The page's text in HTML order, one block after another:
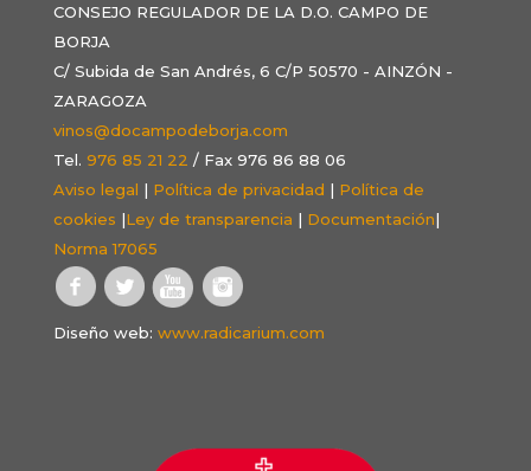
CONSEJO REGULADOR DE LA D.O. CAMPO DE
BORJA
C/ Subida de San Andrés, 6 C/P 50570 - AINZÓN -
ZARAGOZA
vinos@docampodeborja.com
Tel. 976 85 21 22 / Fax 976 86 88 06
Aviso legal | Política de privacidad | Política de
cookies |Ley de transparencia | Documentación|
Norma 17065
Diseño web: www.radicarium.com